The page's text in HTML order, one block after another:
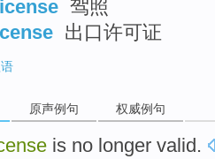
驾照
出口许可证
原声例句 权威例句
is no longer valid.